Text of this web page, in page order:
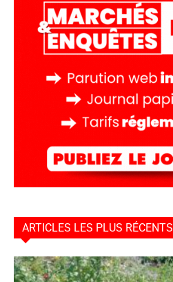
ARTICLES LES PLUS RÉCENTS